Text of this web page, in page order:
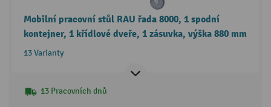
Mobilní pracovní stůl RAU řada 8000, 1 spodní
kontejner, 1 křídlové dveře, 1 zásuvka, výška 880 mm
13 Varianty
13 Pracovních dnů